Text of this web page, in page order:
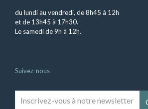
du lundi au vendredi, de 8h45 à 12h
et de 13h45 à 17h30.
Le samedi de 9h à 12h.
Suivez-nous
vous